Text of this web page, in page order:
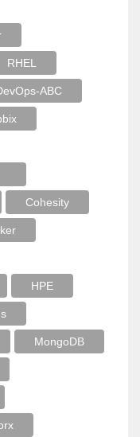
RHEL
ABC
Cohesity
HPE
MongoDB